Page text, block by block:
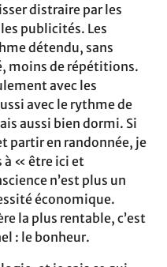
distraire par les
publicités. Les
détendu, sans
moins de répétitions.
avec les
avec le rythme de
aussi bien dormi. Si
partir en randonnée, je
à « être ici et
n’est plus un
économique.
la plus rentable, c’est
: le bonheur.